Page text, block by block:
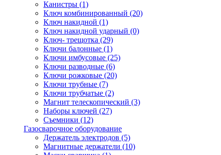
Канистры (1)
Ключ комбинированный (20)
Ключ накидной (1)
Ключ накидной ударный (0)
Ключ- трещотка (29)
Ключи балонные (1)
Ключи имбусовые (25)
Ключи разводные (6)
Ключи рожковые (20)
Ключи трубные (7)
Ключи трубчатые (2)
Магнит телескопический (3)
Наборы ключей (27)
Съемники (12)
Газосварочное оборудование
Держатель электродов (5)
Магнитные держатели (10)